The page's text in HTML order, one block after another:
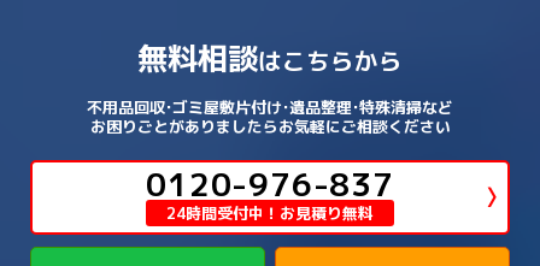
無料相談はこちらから
不用品回収･ゴミ屋敷片付け･遺品整理･特殊清掃など
お困りごとがありましたらお気軽にご相談ください
0120-976-837
24時間受付中！お見積り無料